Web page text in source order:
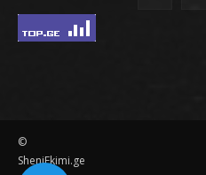
©
SheniEkimi.ge